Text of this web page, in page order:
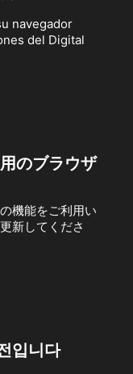
navegador
del Digital
のブラウザ
機能をご利用い
新してくださ
입니다